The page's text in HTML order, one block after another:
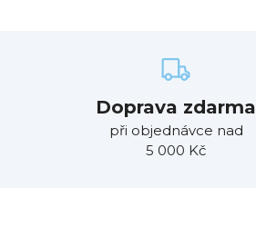
Doprava zdarma
při objednávce nad
5 000 Kč